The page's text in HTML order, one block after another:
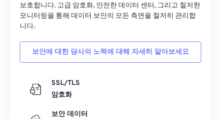
보호합니다. 고급 암호화, 안전한 데이터 센터, 그리고 철저한
모니터링을 통해 데이터 보안의 모든 측면을 철저히 관리합
니다.
보안에 대한 당사의 노력에 대해 자세히 알아보세요
SSL/TLS
암호화
보안 데이터